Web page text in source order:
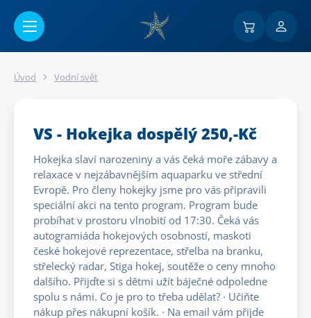
Úvod Vodní svět
VS - Hokejka dospělý 250,-Kč
Hokejka slaví narozeniny a vás čeká moře zábavy a
relaxace v nejzábavnějším aquaparku ve střední
Evropě. Pro členy hokejky jsme pro vás připravili
speciální akci na tento program. Program bude
probíhat v prostoru vlnobití od 17:30. Čeká vás
autogramiáda hokejových osobností, maskoti
české hokejové reprezentace, střelba na branku,
střelecký radar, Stiga hokej, soutěže o ceny mnoho
dalšího. Přijďte si s dětmi užít báječné odpoledne
spolu s námi. Co je pro to třeba udělat? · Učiňte
nákup přes nákupní košík. · Na email vám přijde